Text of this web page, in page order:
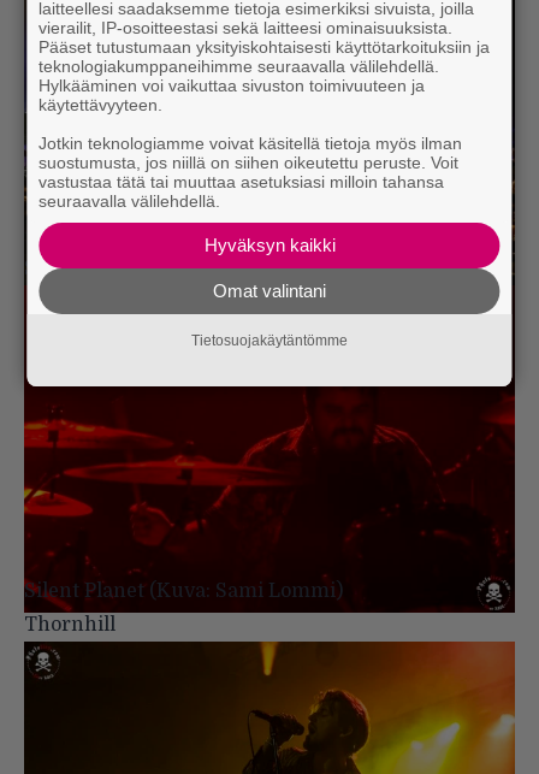
Silent Planet (Kuva: Sami Lommi)
Silent Planet (Kuva: Sami Lommi)
Thornhill
laitteellesi saadaksemme tietoja esimerkiksi sivuista, joilla
vierailit, IP-osoitteestasi sekä laitteesi ominaisuuksista.
Pääset tutustumaan yksityiskohtaisesti käyttötarkoituksiin ja
teknologiakumppaneihimme seuraavalla välilehdellä.
Hylkääminen voi vaikuttaa sivuston toimivuuteen ja
käytettävyyteen.
Jotkin teknologiamme voivat käsitellä tietoja myös ilman
suostumusta, jos niillä on siihen oikeutettu peruste. Voit
vastustaa tätä tai muuttaa asetuksiasi milloin tahansa
seuraavalla välilehdellä.
Hyväksyn kaikki
Omat valintani
Tietosuojakäytäntömme